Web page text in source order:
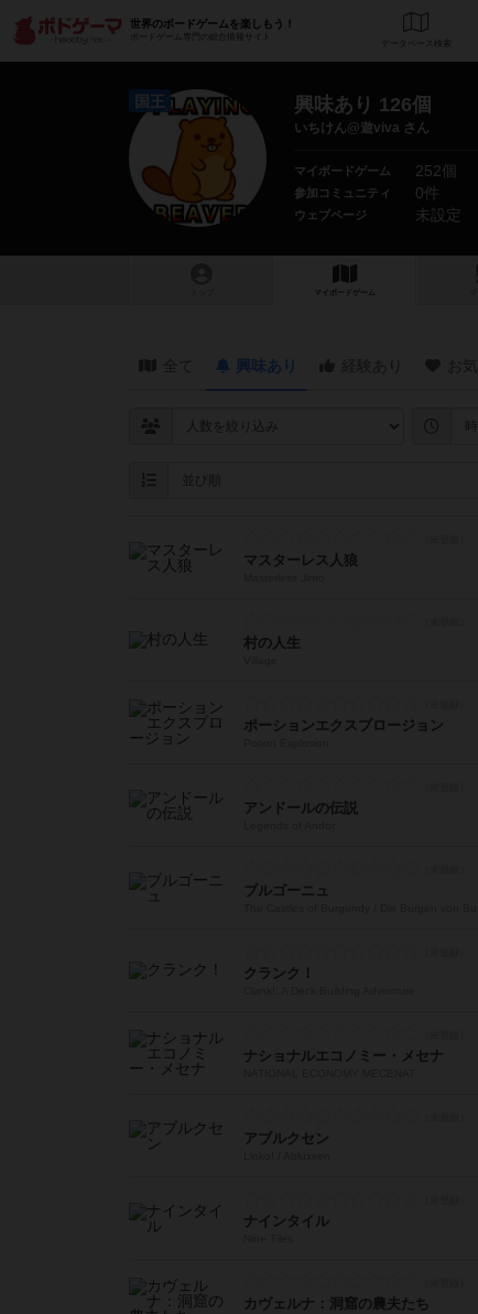
世界のボードゲームを楽しもう！
ボードゲーム専門の総合情報サイト
データベース
国王 興味あり 126個
いちけん@遊viva さん
マイボードゲーム 252個
参加コミュニティ 0件
ウェブページ 未設定
マイボードゲーム
興味あり
マスターレス人狼
村の人生
ポーションエクスプロージョン
アンドールの伝説
ブルゴーニュ
クランク！
ナショナルエコノミー・メセナ
アブルクセン
ナインタイル
カヴェルナ：洞窟の農夫たち